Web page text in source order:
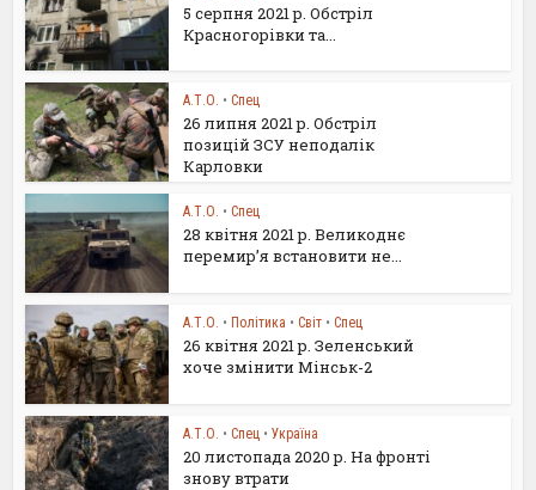
5 серпня 2021 р. Обстріл
Красногорівки та...
А.Т.О. • Спец
26 липня 2021 р. Обстріл
позицій ЗСУ неподалік
Карловки
А.Т.О. • Спец
28 квітня 2021 р. Великоднє
перемир’я встановити не...
А.Т.О. • Політика • Світ • Спец
26 квітня 2021 р. Зеленський
хоче змінити Мінськ-2
А.Т.О. • Спец • Україна
20 листопада 2020 р. На фронті
знову втрати